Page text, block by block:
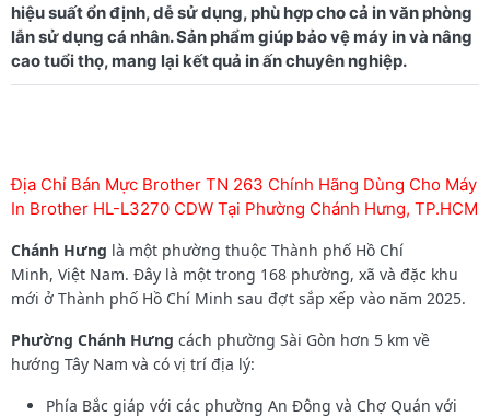
hiệu suất ổn định, dễ sử dụng, phù hợp cho cả in văn phòng
lẫn sử dụng cá nhân. Sản phẩm giúp bảo vệ máy in và nâng
Địa Chỉ Bán Mực Brother TN 263 Chính Hãng Dùng Cho Máy
In Brother HL-L3270 CDW Tại Phường Chánh Hưng, TP.HCM
Chánh Hưng là một phường thuộc Thành phố Hồ Chí
Minh, Việt Nam. Đây là một trong 168 phường, xã và đặc khu
mới ở Thành phố Hồ Chí Minh sau đợt sắp xếp vào năm 2025.
Phường Chánh Hưng cách phường Sài Gòn hơn 5 km về
hướng Tây Nam và có vị trí địa lý:
Phía Bắc giáp với các phường An Đông và Chợ Quán với